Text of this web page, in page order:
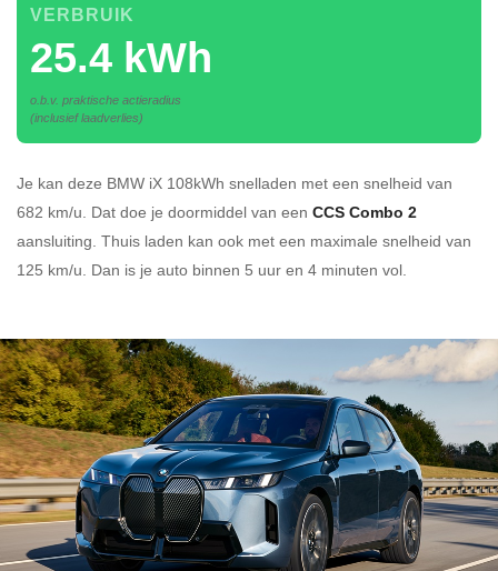
25.4 kWh
VERBRUIK
o.b.v. praktische actieradius
(inclusief laadverlies)
Je kan deze BMW iX 108kWh snelladen met een snelheid van
682 km/u. Dat doe je doormiddel van een CCS Combo 2
aansluiting. Thuis laden kan ook met een maximale snelheid van
125 km/u. Dan is je auto binnen 5 uur en 4 minuten vol.